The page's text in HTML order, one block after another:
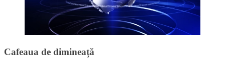
Cafeaua de dimineață